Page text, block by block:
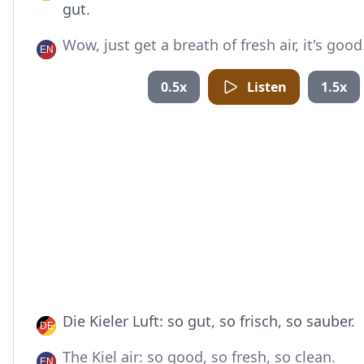
gut.
Wow, just get a breath of fresh air, it's
0.5x Listen 1.5x
Die Kieler Luft: so gut, so frisch, so sauber.
The Kiel air: so good, so fresh, so clean.